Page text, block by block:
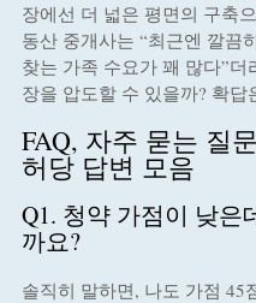
장에선 더 넓은 평면의 구축
동산 중개사는 “최근엔 깔끔
찾는 가족 수요가 꽤 많다”
장을 압도할 수 있을까? 확
FAQ, 자주 묻는 질
허당 답변 모음
Q1. 청약 가점이 낮은
까요?
솔직히 말하면, 나도 가점 45